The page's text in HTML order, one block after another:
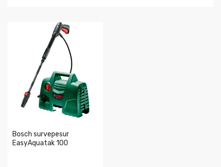
Bosch survepesur
EasyAquatak 100